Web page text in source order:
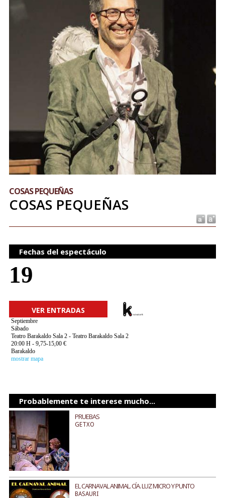
COSAS PEQUEÑAS
COSAS PEQUEÑAS
Fechas del espectáculo
19
VER ENTRADAS
Septiembre
Sábado
Teatro Barakaldo Sala 2 - Teatro Barakaldo Sala 2
20:00 H - 9,75-15,00 €
Barakaldo
mostrar mapa
Probablemente te interese mucho...
PRUEBAS
GETXO
EL CARNAVAL ANIMAL. CÍA. LUZ MICRO Y PUNTO
BASAURI